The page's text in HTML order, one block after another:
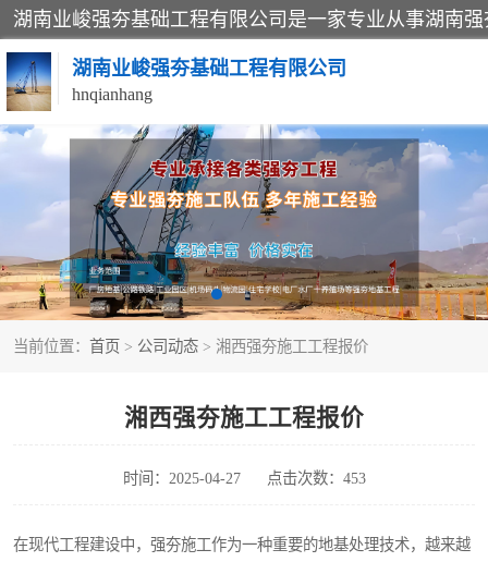
湖南业峻强夯基础工程有限公司
hnqianhang
当前位置： 首页 > 公司动态 > 湘西强夯施工工程报价
湘西强夯施工工程报价
时间：2025-04-27 点击次数：453
在现代工程建设中，强夯施工作为一种重要的地基处理技术，越来越
强夯施工案例
强夯施工工程
强夯队伍